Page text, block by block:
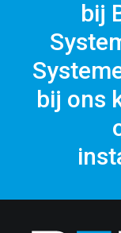
bij
bij ons